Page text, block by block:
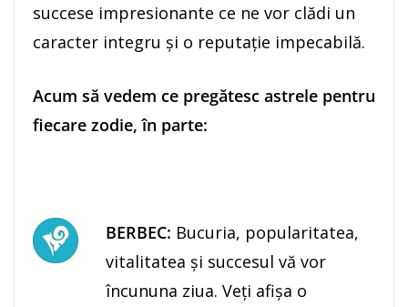
succese impresionante ce ne vor clădi un
caracter integru şi o reputaţie impecabilă.
Acum să vedem ce pregătesc astrele pentru
fiecare zodie, în parte:
BERBEC: Bucuria, popularitatea,
vitalitatea şi succesul vă vor
încununa ziua. Veţi afişa o